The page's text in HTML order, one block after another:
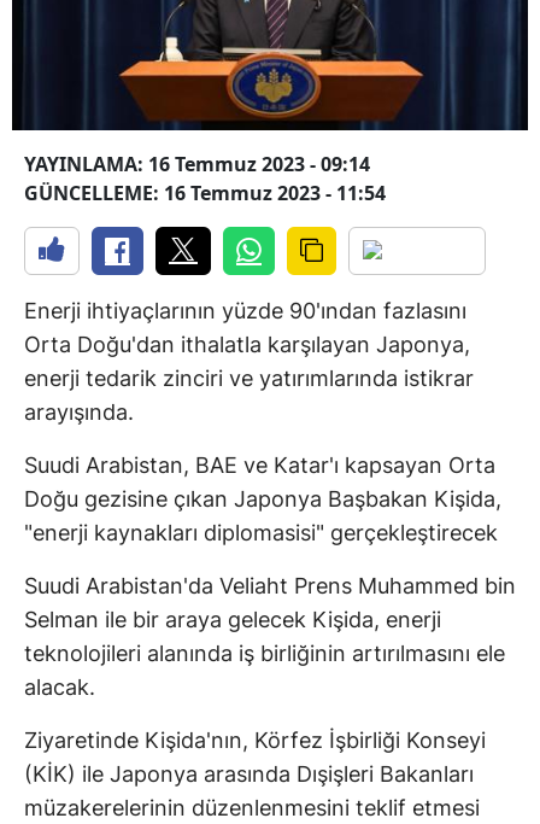
YAYINLAMA: 16 Temmuz 2023 - 09:14
GÜNCELLEME: 16 Temmuz 2023 - 11:54
Enerji ihtiyaçlarının yüzde 90'ından fazlasını
Orta Doğu'dan ithalatla karşılayan Japonya,
enerji tedarik zinciri ve yatırımlarında istikrar
arayışında.
Suudi Arabistan, BAE ve Katar'ı kapsayan Orta
Doğu gezisine çıkan Japonya Başbakan Kişida,
"enerji kaynakları diplomasisi" gerçekleştirecek
Suudi Arabistan'da Veliaht Prens Muhammed bin
Selman ile bir araya gelecek Kişida, enerji
teknolojileri alanında iş birliğinin artırılmasını ele
alacak.
Ziyaretinde Kişida'nın, Körfez İşbirliği Konseyi
(KİK) ile Japonya arasında Dışişleri Bakanları
müzakerelerinin düzenlenmesini teklif etmesi